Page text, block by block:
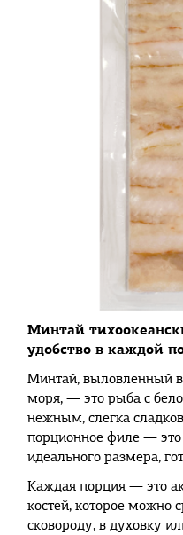
Минтай
удобство в каждой
Минтай, выловленный в
моря, — это рыба с
нежным, слегка
порционное филе —
идеального размера,
Каждая порция — это
костей, которое можно
сковороду, в духовку